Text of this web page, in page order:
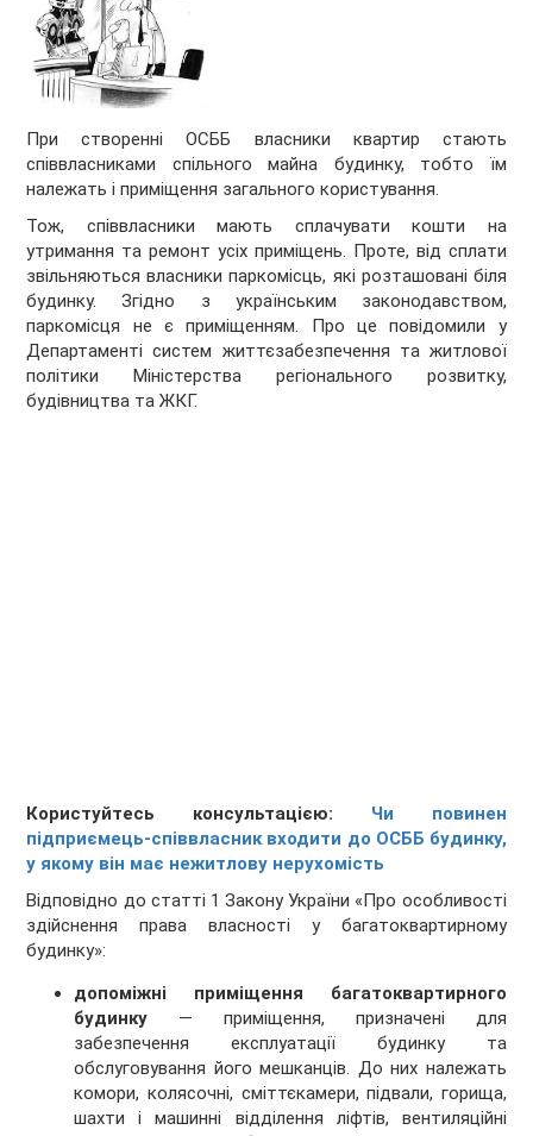
При створенні ОСББ власники квартир стають
співвласниками спільного майна будинку, тобто їм
належать і приміщення загального користування.
Тож, співвласники мають сплачувати кошти на
утримання та ремонт усіх приміщень. Проте, від сплати
звільняються власники паркомісць, які розташовані біля
будинку. Згідно з українським законодавством,
паркомісця не є приміщенням. Про це повідомили у
Департаменті систем життєзабезпечення та житлової
політики Міністерства регіонального розвитку,
будівництва та ЖКГ.
Користуйтесь консультацією: Чи повинен
підприємець-співвласник входити до ОСББ будинку,
у якому він має нежитлову нерухомість
Відповідно до статті 1 Закону України «Про особливості
здійснення права власності у багатоквартирному
будинку»:
допоміжні приміщення багатоквартирного
будинку — приміщення, призначені для
забезпечення експлуатації будинку та
обслуговування його мешканців. До них належать
комори, колясочні, сміттєкамери, підвали, горища,
шахти і машинні відділення ліфтів, вентиляційні